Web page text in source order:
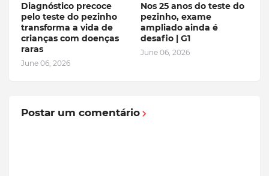
Diagnóstico precoce
pelo teste do pezinho
transforma a vida de
crianças com doenças
raras
June 06, 2026
Nos 25 anos do teste do
pezinho, exame
ampliado ainda é
desafio | G1
June 06, 2026
Postar um comentário